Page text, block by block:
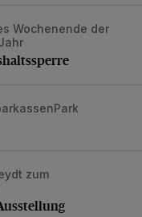
Wochenende der
zum